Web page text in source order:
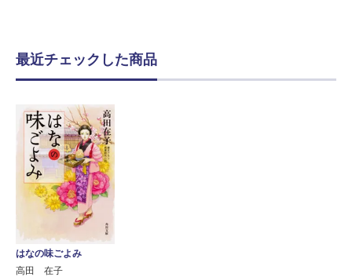
最近チェックした商品
はなの味ごよみ
高田 在子